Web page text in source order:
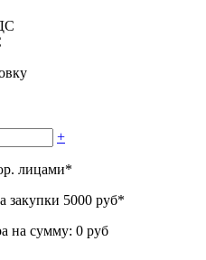
+
лицами*
закупки 5000 руб*
на сумму: 0 руб